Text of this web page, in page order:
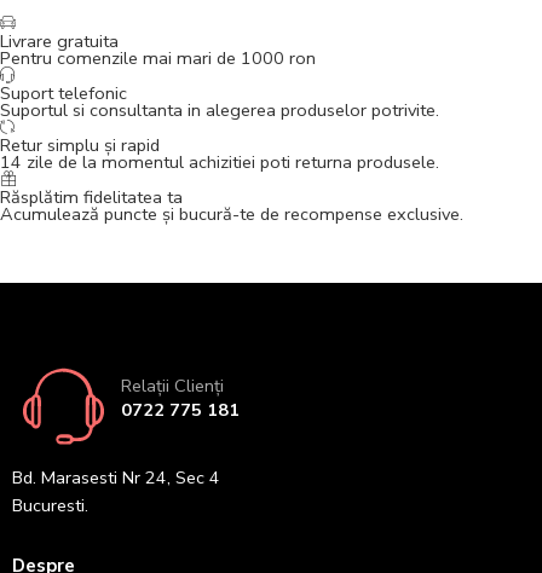
Livrare gratuita
Pentru comenzile mai mari de 1000 ron
Suport telefonic
Suportul si consultanta in alegerea produselor potrivite.
Retur simplu și rapid
14 zile de la momentul achizitiei poti returna produsele.
Răsplătim fidelitatea ta
Acumulează puncte și bucură-te de recompense exclusive.
Relații Clienți
0722 775 181
Bd. Marasesti Nr 24, Sec 4
Bucuresti.
Despre